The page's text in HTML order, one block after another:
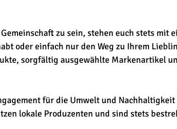
zu sein, stehen euch stets mit
oder einfach nur den Weg zu Ihrem
sorgfältig ausgewählte Markenartikel
für die Umwelt und
lokale Produzenten und sind stets